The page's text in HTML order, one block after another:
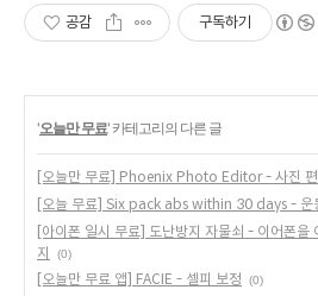
공감 구독하기
'오늘만 무료' 카테고리의 다른 글
[오늘만 무료] Phoenix Photo Editor - 사진 편
[오늘 무료] Six pack abs within 30 days - 운
[아이폰 일시 무료] 도난방지 자물쇠 - 이어폰을
지
(0)
[오늘만 무료 앱] FACIE - 셀피 보정 (0)